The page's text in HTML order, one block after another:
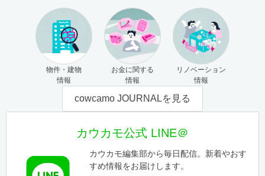
物件・建物
情報
お金に関する
情報
リノベーション
情報
cowcamo JOURNALを見る
カウカモ公式 LINE＠
カウカモ編集部から毎日配信。新着やおす
すめ情報をお届けします。